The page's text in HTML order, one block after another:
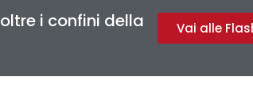
i confini della Vai alle